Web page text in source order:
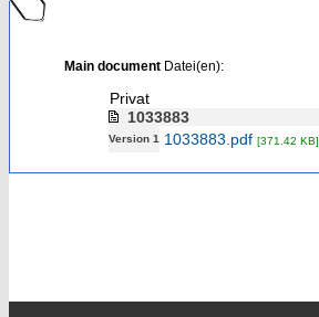
Main documentDatei(en):
Privat
1033883
Version 1 1033883.pdf [371.42 KB]